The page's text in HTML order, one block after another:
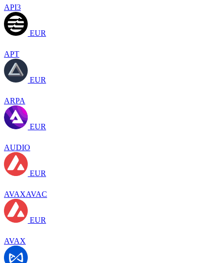
API3
EUR
APT
EUR
ARPA
EUR
AUDIO
EUR
AVAXAVAC
EUR
AVAX